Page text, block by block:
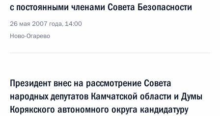
с постоянными членами Совета Безопасности
26 мая 2007 года, 14:00
Ново-Огарево
Президент внес на рассмотрение Совета
народных депутатов Камчатской области и Думы
Корякского автономного округа кандидатуру